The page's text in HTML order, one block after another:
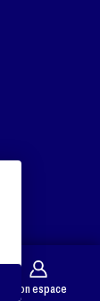
Mon espace